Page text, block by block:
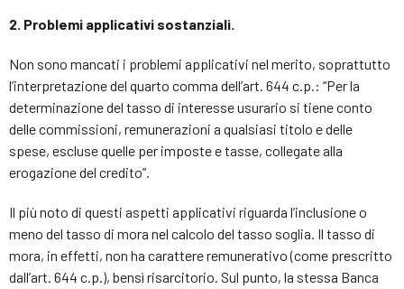
2. Problemi applicativi sostanziali.
Non sono mancati i problemi applicativi nel merito, soprattutto
l’interpretazione del quarto comma dell’art. 644 c.p.: “Per la
determinazione del tasso di interesse usurario si tiene conto
delle commissioni, remunerazioni a qualsiasi titolo e delle
spese, escluse quelle per imposte e tasse, collegate alla
erogazione del credito”.
Il più noto di questi aspetti applicativi riguarda l’inclusione o
meno del tasso di mora nel calcolo del tasso soglia. Il tasso di
mora, in effetti, non ha carattere remunerativo (come prescritto
dall’art. 644 c.p.), bensì risarcitorio. Sul punto, la stessa Banca